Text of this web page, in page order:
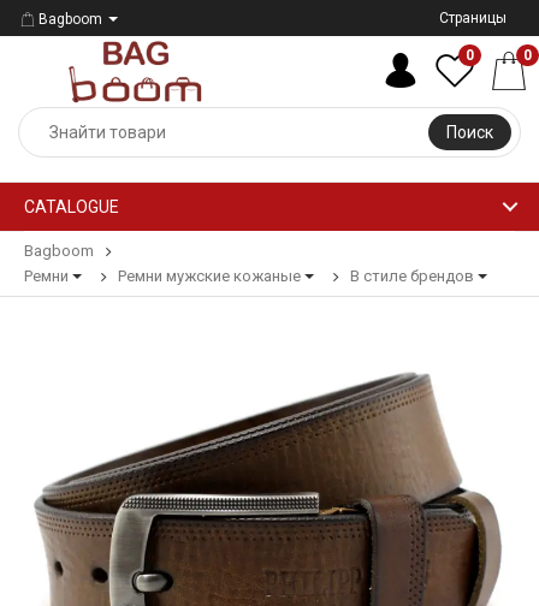
Bagboom Страницы
Поиск
0 0
CATALOGUE
Bagboom
Ремни
Ремни мужские кожаные В стиле брендов